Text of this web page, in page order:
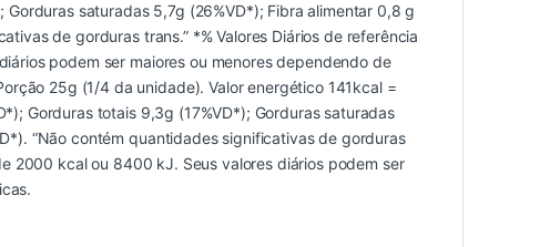
saturadas 5,7g (26%VD*); Fibra alimentar 0,8 g
de gorduras trans.” *% Valores Diários de referência
podem ser maiores ou menores dependendo de
25g (1/4 da unidade). Valor energético 141kcal =
Gorduras totais 9,3g (17%VD*); Gorduras saturadas
“Não contém quantidades significativas de gorduras
2000 kcal ou 8400 kJ. Seus valores diários podem ser